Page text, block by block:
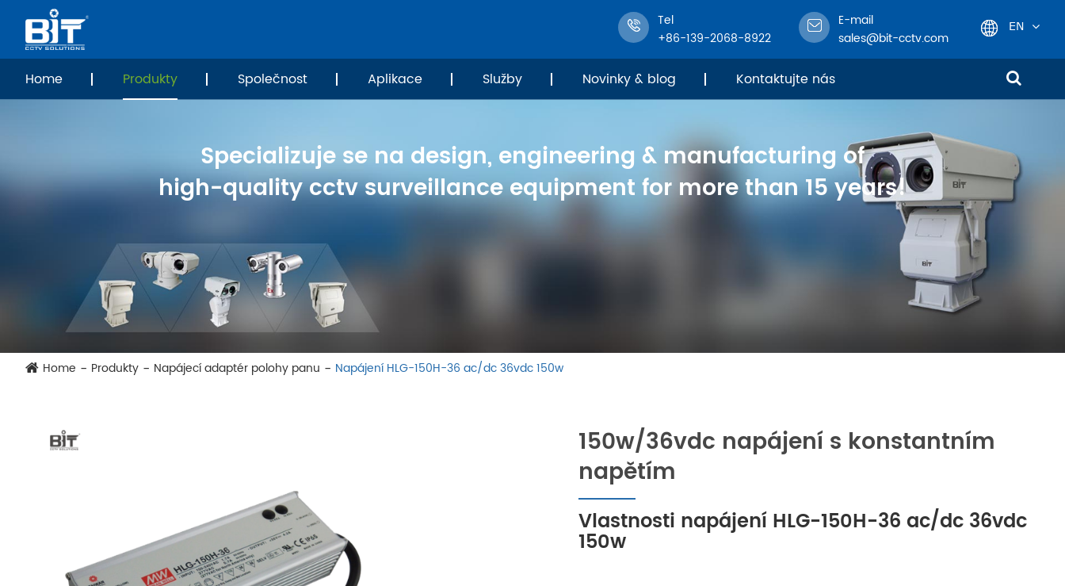
Tel
+86-139-2068-8922
E-mail
sales@bit-cctv.com
EN
한국어
français
Deutsch
Español
العربية
ไทย
Home Produkty Společnost Aplikace Služby Novinky & blog Kontaktujte nás
Specializuje se na design, engineering & manufacturing of
high-quality cctv surveillance equipment for more than 15 years!
Home Produkty Napájecí adaptér polohy panu Napájení HLG-150H-36 ac/dc 36vdc 150w
150w/36vdc napájení s konstantním
napětím
Vlastnosti napájení HLG-150H-36 ac/dc 36vdc
150w